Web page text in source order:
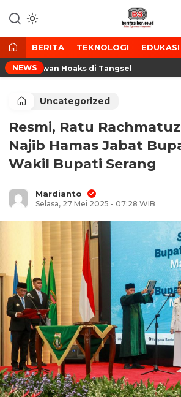
ke
konten
BeritaSiber.co.id
Media Tanggap Dan
BERITA TEKNOLOGI EDUKASI
NEWS
Lawan Hoaks di Tangsel
Uncategorized
Resmi, Ratu
Najib Hamas Jabat
Wakil Bupati Serang
Mardianto
Selasa, 27 Mei 2025 - 07:28 WIB